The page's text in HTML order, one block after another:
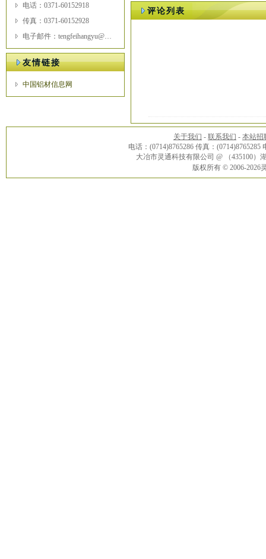
电话：0371-60152918
传真：0371-60152928
电子邮件：tengfeihangyu@163.com
友情链接
中国铝材信息网
评论列表
关于我们 - 联系我们 - 本站招
电话：(0714)8765286 传真：(0714)8765285
大冶市灵通科技有限公司 @ （435100
版权所有 © 2006-2026